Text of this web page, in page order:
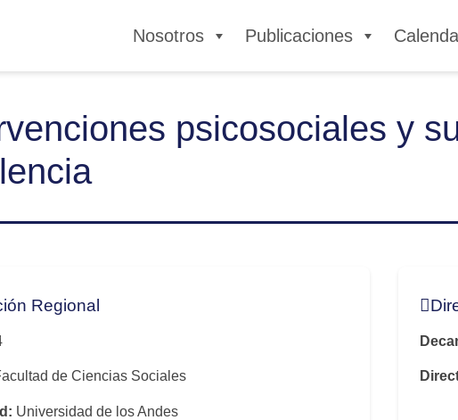
Nosotros Publicaciones
psicosociales y
Regional
de Ciencias Sociales
Universidad de los Andes